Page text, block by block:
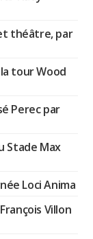
théâtre, par
tour Wood
Perec par
Stade Max
Loci Anima
Villon